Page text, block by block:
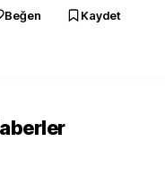
Beğen Kaydet